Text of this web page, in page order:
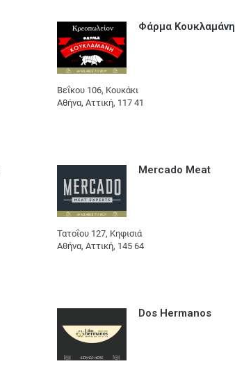
Φάρμα Κουκλαμάνη
Βεΐκου 106, Κουκάκι
Αθήνα, Αττική, 117 41
Mercado Meat
Τατοΐου 127, Κηφισιά
Αθήνα, Αττική, 145 64
Dos Hermanos